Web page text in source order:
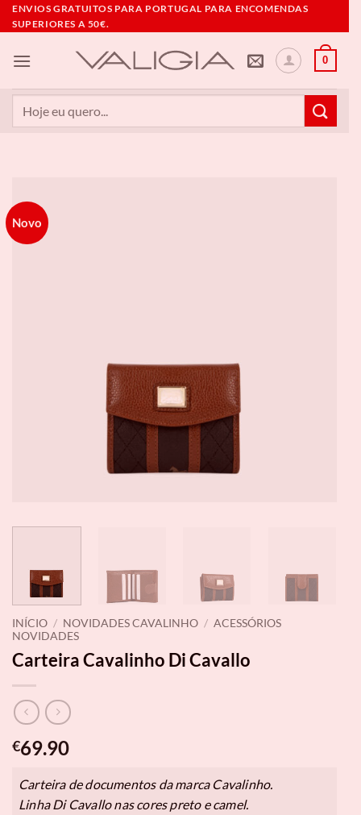
Skip
to
ENVIOS GRATUITOS PARA PORTUGAL PARA ENCOMENDAS
SUPERIORES A 50€.
0
Novo
INÍCIO / NOVIDADES CAVALINHO / ACESSÓRIOS
NOVIDADES
Carteira Cavalinho Di Cavallo
€69.90
Carteira de documentos da marca Cavalinho.
Linha Di Cavallo nas cores preto e camel.